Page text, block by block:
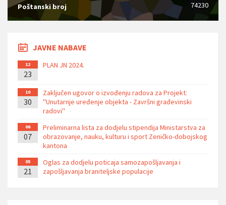
Poštanski broj 74230
JAVNE NABAVE
12
23
PLAN JN 2024.
10
30
Zaključen ugovor o izvođenju radova za Projekt:
''Unutarnje uređenje objekta - Završni građevinski
radovi''
06
07
Preliminarna lista za dodjelu stipendija Ministarstva za
obrazovanje, nauku, kulturu i sport Zeničko-dobojskog
kantona
05
21
Oglas za dodjelu poticaja samozapošljavanja i
zapošljavanja braniteljske populacije